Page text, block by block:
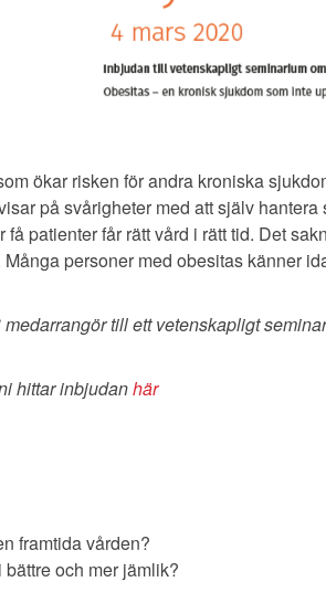
ökar risken för andra kroniska
på svårigheter med att själv
patienter får rätt vård i rätt tid. Det
personer med obesitas känner
till ett vetenskapligt
hittar inbjudanhär
framtida vården?
och mer jämlik?